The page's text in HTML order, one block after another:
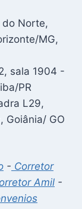
do Norte,
MG,
sala 1904 -
PR
L29,
Goiânia/ GO
- Corretor
Amil -